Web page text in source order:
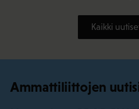
Kaikki
Ammattiliittojen